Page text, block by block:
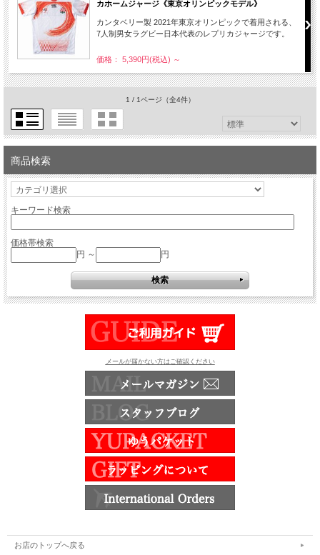
カホームジャージ《東京オリンピックモデル》
カンタベリー製 2021年東京オリンピックで着用される、
7人制男女ラグビー日本代表のレプリカジャージです。
価格： 5,390円(税込) ～
1 / 1ページ （全4件）
商品検索
キーワード検索
価格帯検索
円 ～
円
メールが届かない方はご確認ください
お店のトップへ戻る